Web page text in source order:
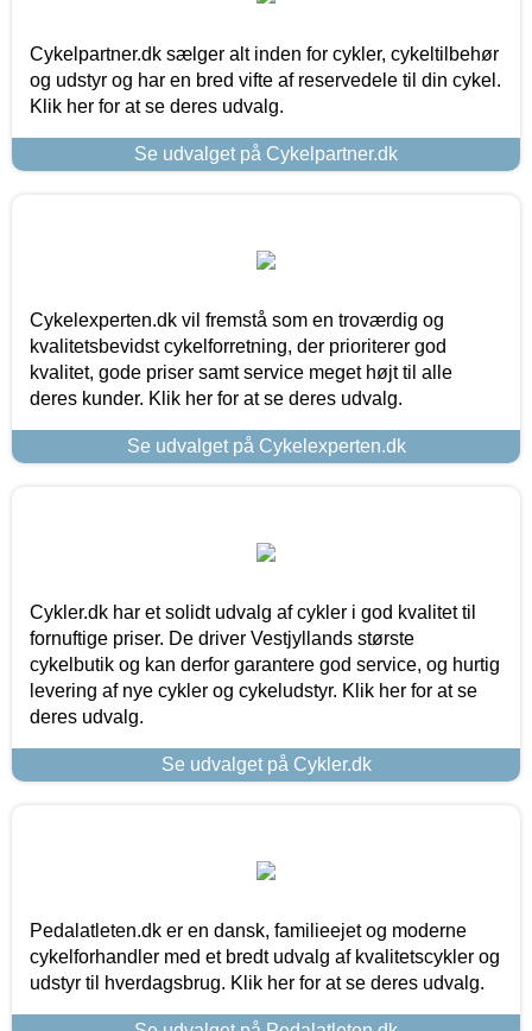
Cykelpartner.dk sælger alt inden for cykler, cykeltilbehør
og udstyr og har en bred vifte af reservedele til din cykel.
Klik her for at se deres udvalg.
Se udvalget på Cykelpartner.dk
Cykelexperten.dk vil fremstå som en troværdig og
kvalitetsbevidst cykelforretning, der prioriterer god
kvalitet, gode priser samt service meget højt til alle
deres kunder. Klik her for at se deres udvalg.
Se udvalget på Cykelexperten.dk
Cykler.dk har et solidt udvalg af cykler i god kvalitet til
fornuftige priser. De driver Vestjyllands største
cykelbutik og kan derfor garantere god service, og hurtig
levering af nye cykler og cykeludstyr. Klik her for at se
deres udvalg.
Se udvalget på Cykler.dk
Pedalatleten.dk er en dansk, familieejet og moderne
cykelforhandler med et bredt udvalg af kvalitetscykler og
udstyr til hverdagsbrug. Klik her for at se deres udvalg.